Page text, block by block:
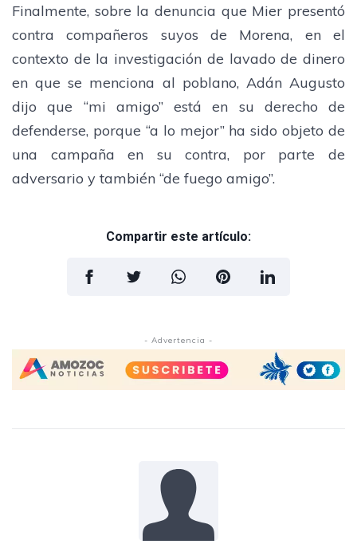
Finalmente, sobre la denuncia que Mier presentó
contra compañeros suyos de Morena, en el
contexto de la investigación de lavado de dinero
en que se menciona al poblano, Adán Augusto
dijo que “mi amigo” está en su derecho de
defenderse, porque “a lo mejor” ha sido objeto de
una campaña en su contra, por parte de
adversario y también “de fuego amigo”.
Compartir este artículo:
- Advertencia -